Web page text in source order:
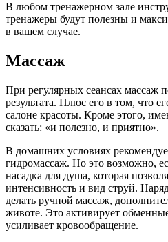
В любом тренажерном зале
тренажеры будут полезны и
в вашем случае.
Массаж
При регулярных сеансах массаж
результата. Плюс его в том, что
салоне красоты. Кроме этого,
сказать: «и полезно, и приятно».
В домашних условиях
гидромассаж. Но это возможно,
насадка для душа, которая
интенсивность и вид струй.
делать ручной массаж,
животе. Это активирует
усиливает кровообращение.